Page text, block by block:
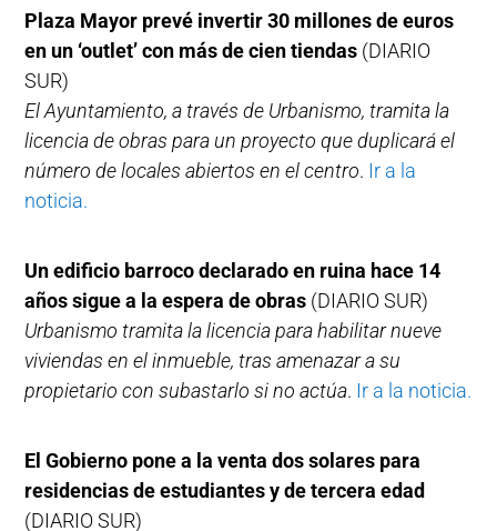
Plaza Mayor prevé invertir 30 millones de euros
en un ‘outlet’ con más de cien tiendas (DIARIO
SUR)
El Ayuntamiento, a través de Urbanismo, tramita la
licencia de obras para un proyecto que duplicará el
número de locales abiertos en el centro. Ir a la
noticia.
Un edificio barroco declarado en ruina hace 14
años sigue a la espera de obras (DIARIO SUR)
Urbanismo tramita la licencia para habilitar nueve
viviendas en el inmueble, tras amenazar a su
propietario con subastarlo si no actúa. Ir a la noticia.
El Gobierno pone a la venta dos solares para
residencias de estudiantes y de tercera edad
(DIARIO SUR)